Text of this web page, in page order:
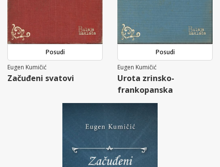
Posudi
Eugen Kumičić
Začuđeni svatovi
Posudi
Eugen Kumičić
Urota zrinsko-
frankopanska